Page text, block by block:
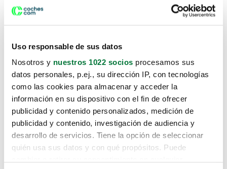
Uso responsable de sus datos
Nosotros y nuestros 1022 socios procesamos sus
datos personales, p.ej., su dirección IP, con tecnologías
como las cookies para almacenar y acceder la
información en su dispositivo con el fin de ofrecer
publicidad y contenido personalizados, medición de
publicidad y contenido, investigación de audiencia y
desarrollo de servicios. Tiene la opción de seleccionar
quién usa sus datos y con qué propósitos. Puede
Lo sentimos, no sabemos como
te hemos traido hasta aquí.
Pero puedes encontrar el coche que estás
buscando en alguno de estos enlaces: